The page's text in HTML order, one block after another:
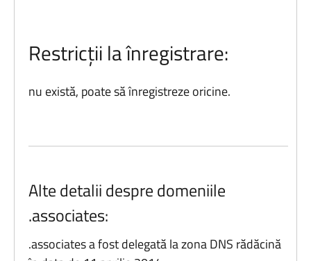
Restricții la înregistrare:
nu există, poate să înregistreze oricine.
Alte detalii despre domeniile
.associates:
.associates a fost delegată la zona DNS rădăcină